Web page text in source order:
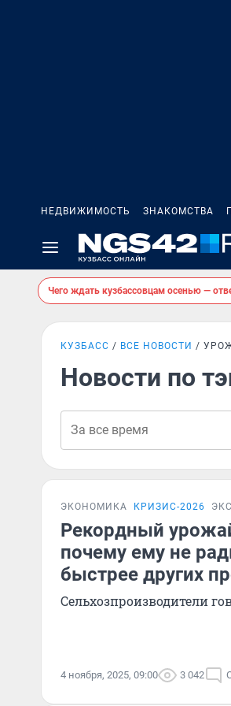
НЕДВИЖИМОСТЬ ЗНАКОМСТВА
Чего ждать кузбассовцам осенью —
КУЗБАСС ВСЕ НОВОСТИ
Новости по
ЭКОНОМИКА КРИЗИС-2026
Рекордный
почему ему не
быстрее других
Сельхозпроизводители
4 ноября, 2025, 09:00 3 042